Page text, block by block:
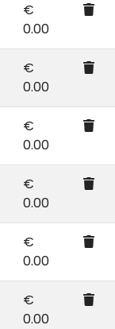
€
0.00
€
0.00
€
0.00
€
0.00
€
0.00
€
0.00